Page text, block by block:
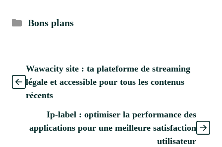
Catégories
Bons plans
Wawacity site : ta plateforme de streaming
légale et accessible pour tous les contenus
récents
Ip-label : optimiser la performance des
applications pour une meilleure satisfaction
utilisateur